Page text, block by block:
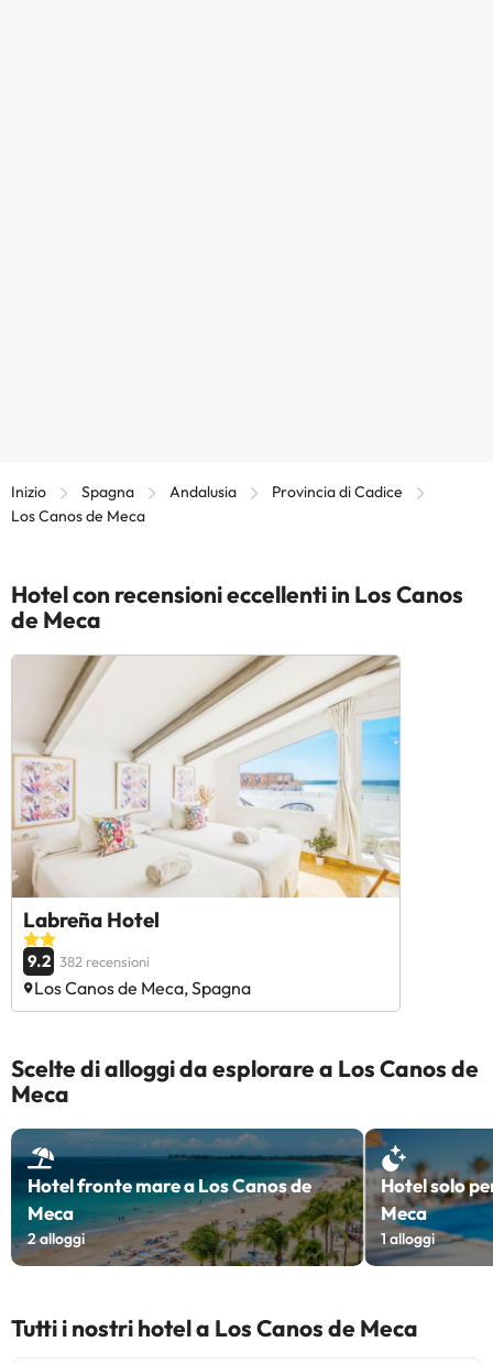
Inizio Spagna Andalusia
Provincia di Cadice
Los Canos de Meca
Hotel con recensioni eccellenti in Los Canos
de Meca
Labreña Hotel
9.2 382 recensioni
Los Canos de Meca, Spagna
Scelte di alloggi da esplorare a Los Canos de
Meca
Hotel fronte mare a Los Canos de
Meca
2alloggi
Hotel solo
Meca
1alloggi
Tutti i nostri hotel a Los Canos de Meca